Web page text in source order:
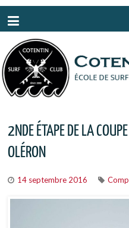
2NDE ÉTAPE DE LA
OLÉRON
14 septembre 2016
Panneau de gestion des cookies